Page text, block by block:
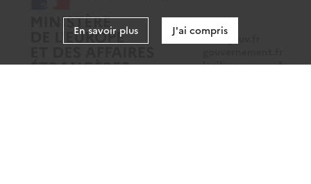
data.gouv.fr
legifrance.gouv.fr
En savoir plus J'ai compris